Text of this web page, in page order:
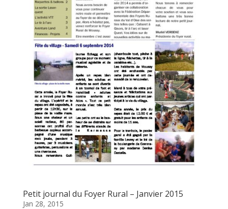
Petit journal du Foyer Rural – Janvier 2015
Jan 28, 2015